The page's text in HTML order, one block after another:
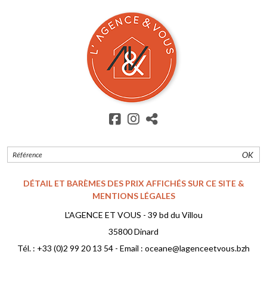
OK
DÉTAIL ET BARÈMES DES PRIX AFFICHÉS SUR CE SITE &
MENTIONS LÉGALES
L'AGENCE ET VOUS - 39 bd du Villou
35800 Dinard
Tél. : +33 (0)2 99 20 13 54 - Email : oceane@lagenceetvous.bzh